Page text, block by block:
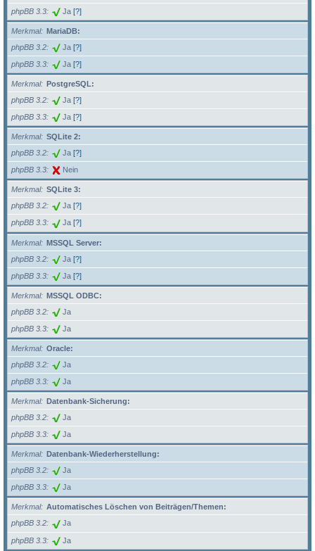
phpBB 3.3 Ja [?]
Merkmal
MariaDB:
phpBB 3.2
Ja [?]
phpBB 3.3 Ja [?]
Merkmal
PostgreSQL:
phpBB 3.2
Ja [?]
phpBB 3.3 Ja [?]
Merkmal
SQLite 2:
phpBB 3.2
Ja [?]
phpBB 3.3 Nein
Merkmal
SQLite 3:
phpBB 3.2
Ja [?]
phpBB 3.3 Ja [?]
Merkmal
MSSQL Server:
phpBB 3.2
Ja [?]
phpBB 3.3 Ja [?]
Merkmal
MSSQL ODBC:
phpBB 3.2
Ja
phpBB 3.3 Ja
Merkmal
Oracle:
phpBB 3.2
Ja
phpBB 3.3 Ja
Merkmal
Datenbank-Sicherung:
phpBB 3.2
Ja
phpBB 3.3 Ja
Merkmal
Datenbank-Wiederherstellung:
phpBB 3.2
Ja
phpBB 3.3 Ja
Merkmal
Automatisches Löschen von Beiträgen/Themen:
phpBB 3.2
Ja
phpBB 3.3 Ja